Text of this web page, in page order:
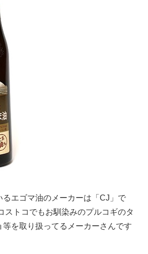
るエゴマ油のメーカーは「CJ」で
ストコでもお馴染みのプルコギのタ
等を取り扱ってるメーカーさんです